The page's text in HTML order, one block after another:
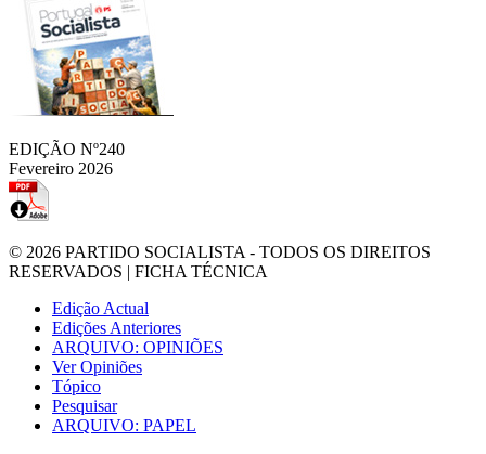
EDIÇÃO Nº240
Fevereiro 2026
© 2026 PARTIDO SOCIALISTA - TODOS OS DIREITOS
RESERVADOS | FICHA TÉCNICA
Edição Actual
Edições Anteriores
ARQUIVO: OPINIÕES
Ver Opiniões
Tópico
Pesquisar
ARQUIVO: PAPEL